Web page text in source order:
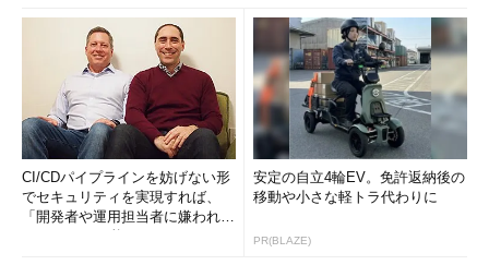
CI/CDパイプラインを妨げない形
でセキュリティを実現すれば、
「開発者や運用担当者に嫌われな
安定の自立4輪EV。免許返納後の
移動や小さな軽トラ代わりに
PR(BLAZE)